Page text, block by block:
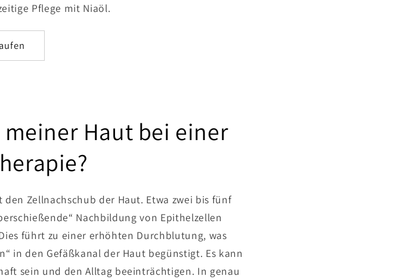
Pflege mit Niaöl.
Haut bei einer
Zellnachschub der Haut. Etwa zwei bis fünf
Nachbildung von Epithelzellen
führt zu einer erhöhten Durchblutung, was
in den Gefäßkanal der Haut begünstigt. Es kann
sein und den Alltag beeinträchtigen. In genau